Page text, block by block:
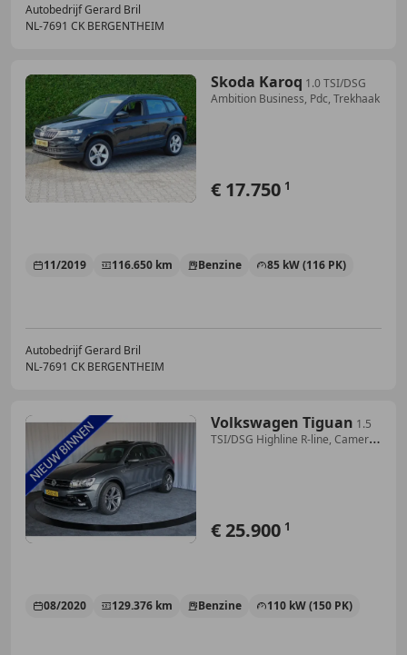
Autobedrijf Gerard Bril
NL-7691 CK BERGENTHEIM
Skoda Karoq 1.0 TSI/DSG
Ambition Business, Pdc, Trekhaak
€ 17.750 1
11/2019 116.650 km Benzine 85 kW (116 PK)
Autobedrijf Gerard Bril
NL-7691 CK BERGENTHEIM
Volkswagen Tiguan 1.5
TSI/DSG Highline R-line, Camera,
€ 25.900 1
08/2020 129.376 km Benzine 110 kW (150 PK)